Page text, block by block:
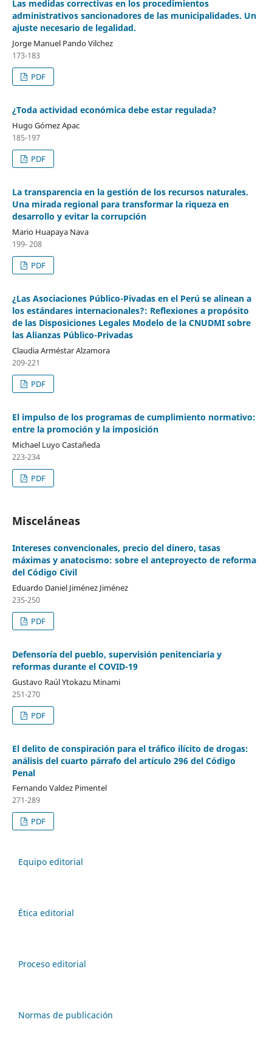
Las medidas correctivas en los procedimientos
administrativos sancionadores de las municipalidades. Un
ajuste necesario de legalidad.
Jorge Manuel Pando Vilchez
173-183
PDF
¿Toda actividad económica debe estar regulada?
Hugo Gómez Apac
185-197
PDF
La transparencia en la gestión de los recursos naturales.
Una mirada regional para transformar la riqueza en
desarrollo y evitar la corrupción
Mario Huapaya Nava
199- 208
PDF
¿Las Asociaciones Público-Pivadas en el Perú se alinean a
los estándares internacionales?: Reflexiones a propósito
de las Disposiciones Legales Modelo de la CNUDMI sobre
las Alianzas Público-Privadas
Claudia Arméstar Alzamora
209-221
PDF
El impulso de los programas de cumplimiento normativo:
entre la promoción y la imposición
Michael Luyo Castañeda
223-234
PDF
Misceláneas
Intereses convencionales, precio del dinero, tasas
máximas y anatocismo: sobre el anteproyecto de reforma
del Código Civil
Eduardo Daniel Jiménez Jiménez
235-250
PDF
Defensoría del pueblo, supervisión penitenciaria y
reformas durante el COVID-19
Gustavo Raúl Ytokazu Minami
251-270
PDF
El delito de conspiración para el tráfico ilícito de drogas:
análisis del cuarto párrafo del artículo 296 del Código
Penal
Fernando Valdez Pimentel
271-289
PDF
Equipo editorial
Ética editorial
Proceso editorial
Normas de publicación